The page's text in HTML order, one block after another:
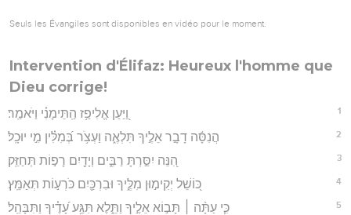
Seuls les Évangiles sont disponibles en vidéo pour le moment.
Intervention d'Élifaz: Heureux l'homme que
Dieu corrige!
1 וַ֭יַּעַן אֱלִיפַ֥ז הַֽתֵּימָנִ֗י וַיֹּאמַֽר׃
2 הֲנִסָּ֬ה דָבָ֣ר אֵלֶ֣יךָ תִּלְאֶ֑ה וַעְצֹ֥ר בְּ֝מִלִּ֗ין מִ֣י יוּכָֽל׃
3 הִ֭נֵּה יִסַּ֣רְתָּ רַבִּ֑ים וְיָדַ֖יִם רָפ֣וֹת תְּחַזֵּֽק׃
4 כּ֭וֹשֵׁל יְקִימ֣וּן מִלֶּ֑יךָ וּבִרְכַּ֖יִם כֹּרְע֣וֹת תְּאַמֵּֽץ׃
5 כִּ֤י עַתָּ֨ה ׀ תָּב֣וֹא אֵלֶ֣יךָ וַתֵּ֑לֶא תִּגַּ֥ע עָ֝דֶ֗יךָ וַתִּבָּהֵֽל׃